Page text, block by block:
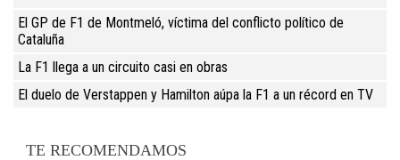
El GP de F1 de Montmeló, víctima del conflicto político de
Cataluña
La F1 llega a un circuito casi en obras
El duelo de Verstappen y Hamilton aúpa la F1 a un récord en TV
TE RECOMENDAMOS